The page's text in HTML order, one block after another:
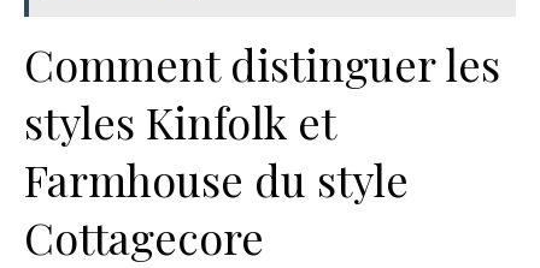
Comment distinguer les
styles Kinfolk et
Farmhouse du style
Cottagecore